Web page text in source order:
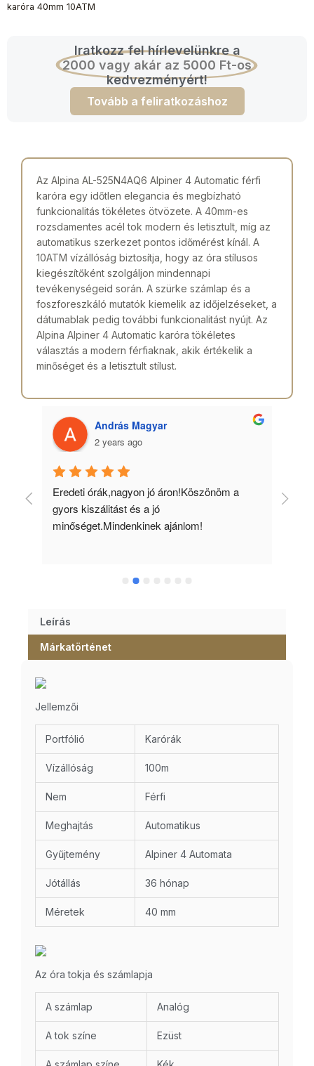
karóra 40mm 10ATM
Iratkozz fel hírlevelünkre a
2000 vagy akár az 5000 Ft-os
kedvezményért!
Tovább a feliratkozáshoz
Az Alpina AL-525N4AQ6 Alpiner 4 Automatic férfi
karóra egy időtlen elegancia és megbízható
funkcionalitás tökéletes ötvözete. A 40mm-es
rozsdamentes acél tok modern és letisztult, míg az
automatikus szerkezet pontos időmérést kínál. A
10ATM vízállóság biztosítja, hogy az óra stílusos
kiegészítőként szolgáljon mindennapi
tevékenységeid során. A szürke számlap és a
foszforeszkáló mutatók kiemelik az időjelzéseket, a
dátumablak pedig további funkcionalitást nyújt. Az
Alpina Alpiner 4 Automatic karóra tökéletes
választás a modern férfiaknak, akik értékelik a
minőséget és a letisztult stílust.
András Magyar
2 years ago
Eredeti órák,nagyon jó áron!Köszönöm a
gyors kiszálitást és a jó
minőséget.Mindenkinek ajánlom!
Leírás
Márkatörténet
Jellemzői
Portfólió Karórák
Vízállóság 100m
Nem Férfi
Meghajtás Automatikus
Gyűjtemény Alpiner 4 Automata
Jótállás 36 hónap
Méretek 40 mm
Az óra tokja és számlapja
A számlap Analóg
A tok színe Ezüst